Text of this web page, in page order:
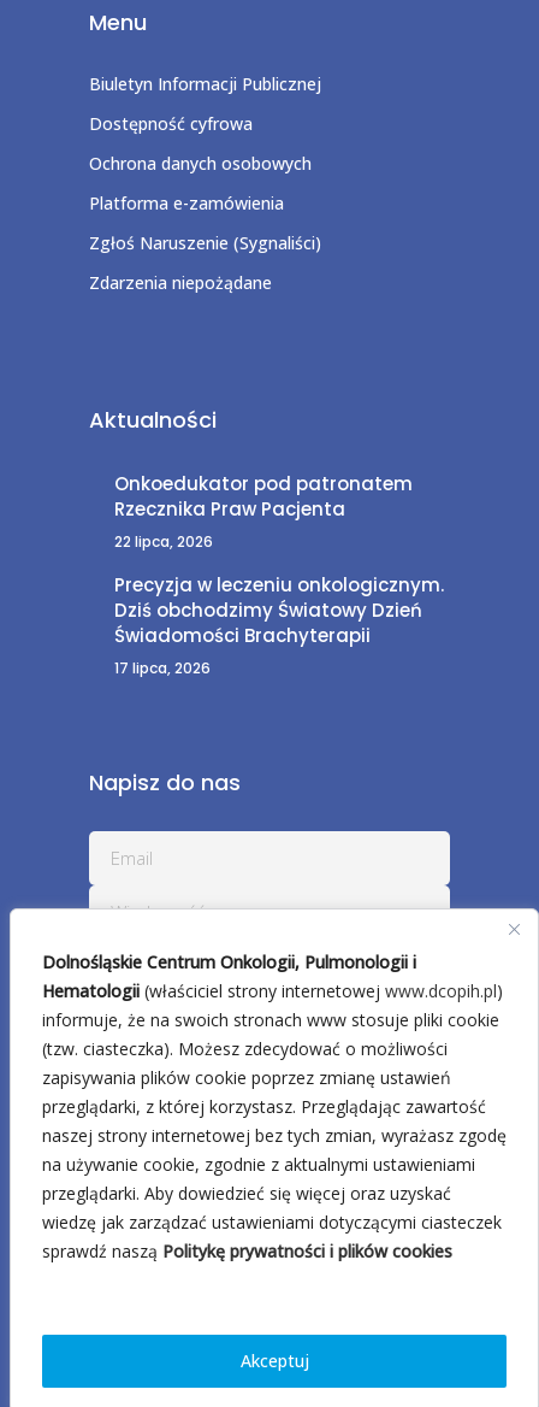
Dolnośląskie Centrum Onkologii, Pulmonologii i
Hematologii (właściciel strony internetowej www.dcopih.pl)
informuje, że na swoich stronach www stosuje pliki cookie
(tzw. ciasteczka). Możesz zdecydować o możliwości
zapisywania plików cookie poprzez zmianę ustawień
przeglądarki, z której korzystasz. Przeglądając zawartość
naszej strony internetowej bez tych zmian, wyrażasz zgodę
na używanie cookie, zgodnie z aktualnymi ustawieniami
przeglądarki. Aby dowiedzieć się więcej oraz uzyskać
wiedzę jak zarządzać ustawieniami dotyczącymi ciasteczek
sprawdź naszą Politykę prywatności i plików cookies
Akceptuj
Menu
Biuletyn Informacji Publicznej
Dostępność cyfrowa
Ochrona danych osobowych
Platforma e-zamówienia
Zgłoś Naruszenie (Sygnaliści)
Zdarzenia niepożądane
Aktualności
Onkoedukator pod patronatem
Rzecznika Praw Pacjenta
22 lipca, 2026
Precyzja w leczeniu onkologicznym.
Dziś obchodzimy Światowy Dzień
Świadomości Brachyterapii
17 lipca, 2026
Napisz do nas